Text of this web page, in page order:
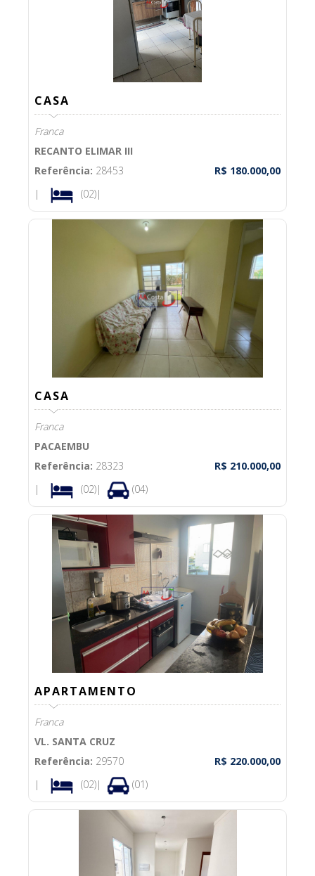
CASA
Franca
RECANTO ELIMAR III
Referência: 28453
R$ 180.000,00
|
(02)|
CASA
Franca
PACAEMBU
Referência: 28323
R$ 210.000,00
|
(02)| (04)
APARTAMENTO
Franca
VL. SANTA CRUZ
Referência: 29570
R$ 220.000,00
|
(02)| (01)